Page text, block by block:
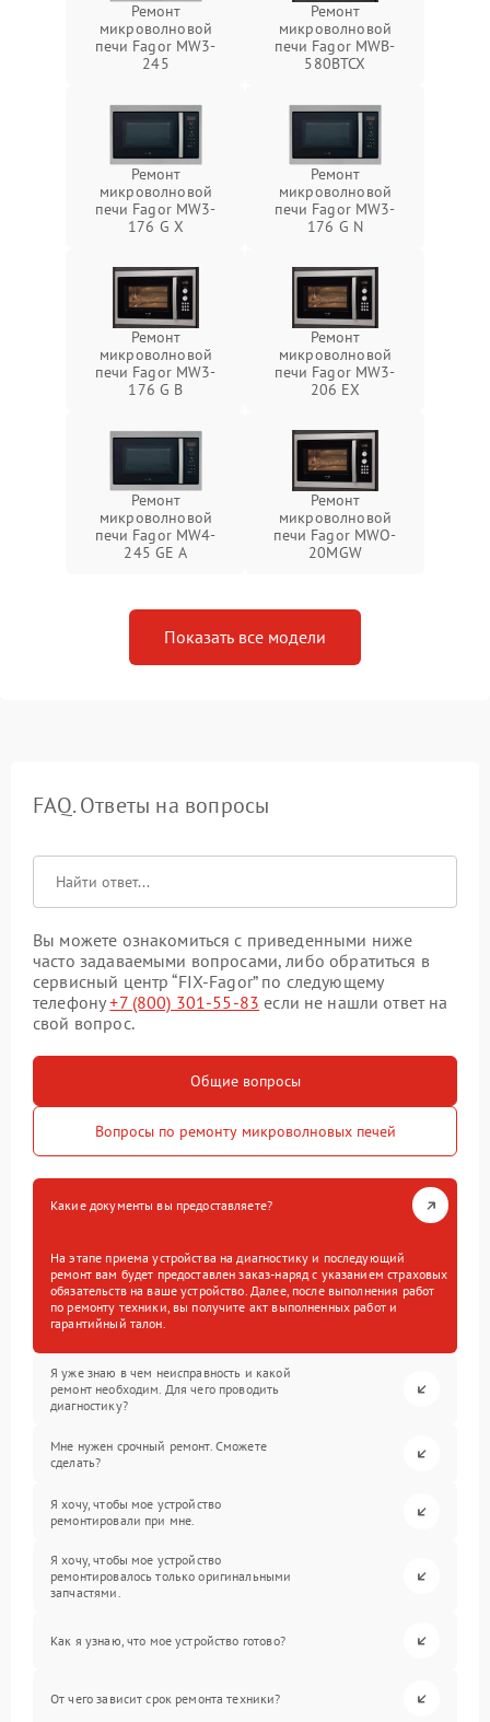
Ремонт
микроволновой
печи Fagor MW3-
245
Ремонт
микроволновой
печи Fagor MWB-
580BTCX
Ремонт
микроволновой
печи Fagor MW3-
176 G X
Ремонт
микроволновой
печи Fagor MW3-
176 G N
Ремонт
микроволновой
печи Fagor MW3-
176 G B
Ремонт
микроволновой
печи Fagor MW3-
206 EX
Ремонт
микроволновой
печи Fagor MW4-
245 GE A
Ремонт
микроволновой
печи Fagor MWO-
20MGW
Показать все модели
FAQ. Ответы на вопросы
Вы можете ознакомиться с приведенными ниже
часто задаваемыми вопросами, либо обратиться в
сервисный центр “FIX-Fagor” по следующему
телефону+7 (800) 301-55-83 если не нашли ответ на
свой вопрос.
Общие вопросы
Вопросы по ремонту микроволновых печей
Какие документы вы предоставляете?
На этапе приема устройства на диагностику и последующий
ремонт вам будет предоставлен заказ-наряд с указанием страховых
обязательств на ваше устройство. Далее, после выполнения работ
по ремонту техники, вы получите акт выполненных работ и
гарантийный талон.
Я уже знаю в чем неисправность и какой
ремонт необходим. Для чего проводить
диагностику?
Мне нужен срочный ремонт. Сможете
сделать?
Я хочу, чтобы мое устройство
ремонтировали при мне.
Я хочу, чтобы мое устройство
ремонтировалось только оригинальными
запчастями.
Как я узнаю, что мое устройство готово?
От чего зависит срок ремонта техники?